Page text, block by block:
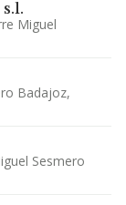
Miguel
Badajoz,
Sesmero